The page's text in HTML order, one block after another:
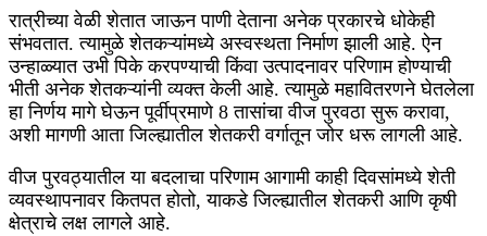
रात्रीच्या वेळी शेतात जाऊन पाणी देताना अनेक प्रकारचे धोकेही
संभवतात. त्यामुळे शेतकऱ्यांमध्ये अस्वस्थता निर्माण झाली आहे. ऐन
उन्हाळ्यात उभी पिके करपण्याची किंवा उत्पादनावर परिणाम होण्याची
भीती अनेक शेतकऱ्यांनी व्यक्त केली आहे. त्यामुळे महावितरणने घेतलेला
हा निर्णय मागे घेऊन पूर्वीप्रमाणे 8 तासांचा वीज पुरवठा सुरू करावा,
अशी मागणी आता जिल्ह्यातील शेतकरी वर्गातून जोर धरू लागली आहे.
वीज पुरवठ्यातील या बदलाचा परिणाम आगामी काही दिवसांमध्ये शेती
व्यवस्थापनावर कितपत होतो, याकडे जिल्ह्यातील शेतकरी आणि कृषी
क्षेत्राचे लक्ष लागले आहे.